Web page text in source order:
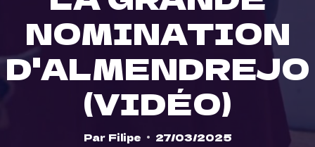
NOMINATION
D'ALMENDREJO
(VIDÉO)
Par Filipe 27/03/2025